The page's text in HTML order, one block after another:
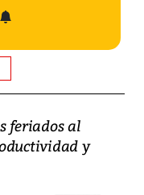
feriados al
y